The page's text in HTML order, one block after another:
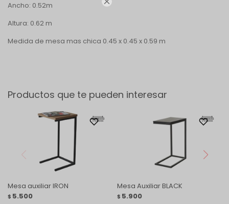
Ancho: 0.52m
Altura: 0.62 m
Medida de mesa mas chica 0.45 x 0.45 x 0.59 m
Productos que te pueden interesar
Mesa auxiliar IRON
$ 5.500
Mesa Auxiliar BLACK
$ 5.900